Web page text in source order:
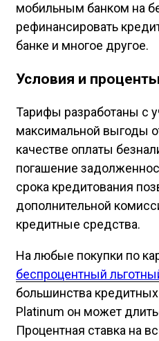
мобильным банком на
рефинансировать
банке и многое другое.
Условия и
Тарифы разработаны с
максимальной выгоды
качестве оплаты
погашение
срока кредитования
дополнительной
кредитные средства.
На любые покупки по
беспроцентный
большинства
Platinum он может
Процентная ставка на